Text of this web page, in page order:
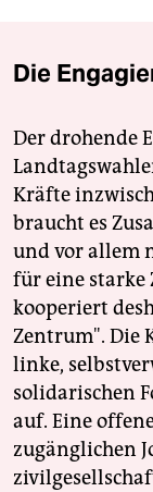
Die
Der drohende
Kräfte
braucht es
und vor allem
für eine starke
kooperiert
Zentrum". Die
linke,
solidarischen
auf. Eine
zugänglichen